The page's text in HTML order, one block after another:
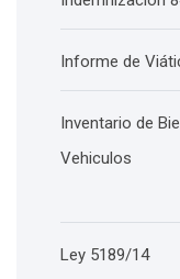
Informe de
Inventario de
Vehiculos
Ley 5189/14